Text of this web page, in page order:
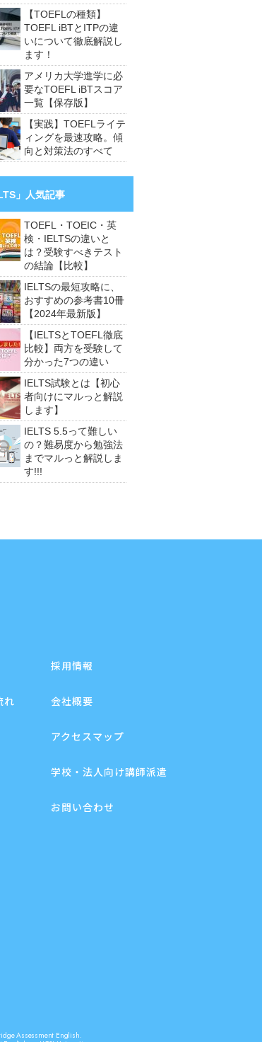
【TOEFLの種類】
TOEFL iBTとITPの違
いについて徹底解説し
ます！
アメリカ大学進学に必
要なTOEFL iBTスコア
一覧【保存版】
【実践】TOEFLライテ
ィングを最速攻略。傾
向と対策法のすべて
」人気記事
TOEFL・TOEIC・英
検・IELTSの違いと
は？受験すべきテスト
の結論【比較】
IELTSの最短攻略に、
おすすめの参考書10冊
【2024年最新版】
【IELTSとTOEFL徹底
比較】両方を受験して
分かった7つの違い
IELTS試験とは【初心
者向けにマルっと解説
します】
IELTS 5.5って難しい
の？難易度から勉強法
までマルっと解説しま
す!!!
れ
採用情報
会社概要
アクセスマップ
学校・法人向け講師派遣
お問い合わせ
Assessment English.